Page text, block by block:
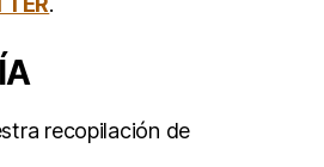
recopilación de